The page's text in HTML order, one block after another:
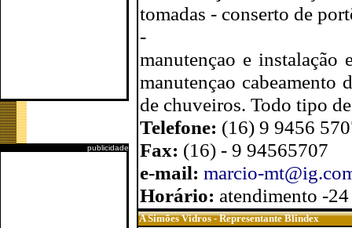
publicidade
tomadas - conserto de
-
manutençao e instalação
manutençao cabeamento
de chuveiros. Todo tipo
Telefone: (16) 9 9456
Fax: (16) - 9 94565707
e-mail: marcio-
Horário: atendimento -
A Simões Vidros - Representante Blindex